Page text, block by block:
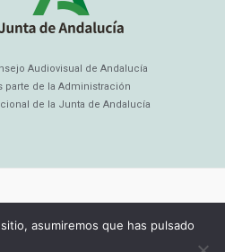
Audiovisual de Andalucía
parte de la Administración
de la Junta de Andalucía
asumiremos que has pulsado